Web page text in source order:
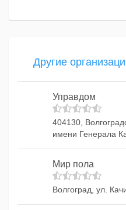
Другие
Управдом
404130,
имени Генерала
Мир пола
Волгоград, ул.